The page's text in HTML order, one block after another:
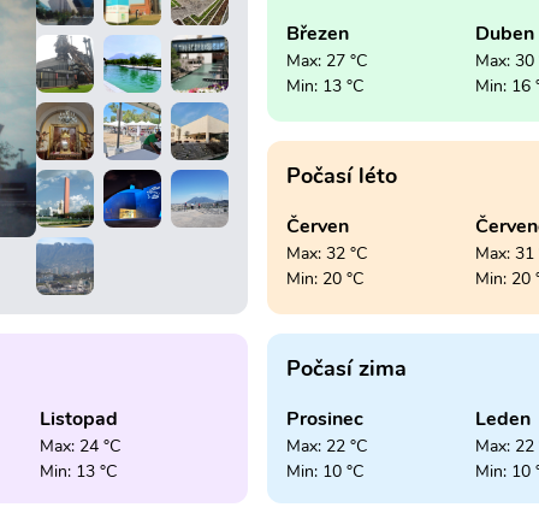
Březen
Max: 27 °C
Min: 13 °C
Duben
Max: 30
Min: 16
Počasí léto
Červen
Max: 32 °C
Min: 20 °C
Max: 31
Min: 20
Listopad
Max: 24 °C
Min: 13 °C
Počasí zima
Prosinec
Max: 22 °C
Min: 10 °C
Leden
Max: 22
Min: 10